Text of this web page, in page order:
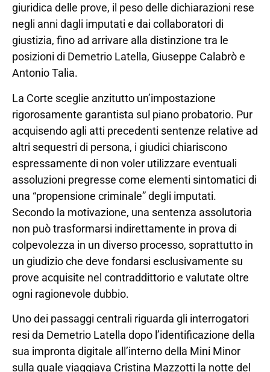
giuridica delle prove, il peso delle dichiarazioni rese
negli anni dagli imputati e dai collaboratori di
giustizia, fino ad arrivare alla distinzione tra le
posizioni di Demetrio Latella, Giuseppe Calabrò e
Antonio Talia.
La Corte sceglie anzitutto un’impostazione
rigorosamente garantista sul piano probatorio. Pur
acquisendo agli atti precedenti sentenze relative ad
altri sequestri di persona, i giudici chiariscono
espressamente di non voler utilizzare eventuali
assoluzioni pregresse come elementi sintomatici di
una “propensione criminale” degli imputati.
Secondo la motivazione, una sentenza assolutoria
non può trasformarsi indirettamente in prova di
colpevolezza in un diverso processo, soprattutto in
un giudizio che deve fondarsi esclusivamente su
prove acquisite nel contraddittorio e valutate oltre
ogni ragionevole dubbio.
Uno dei passaggi centrali riguarda gli interrogatori
resi da Demetrio Latella dopo l’identificazione della
sua impronta digitale all’interno della Mini Minor
sulla quale viaggiava Cristina Mazzotti la notte del